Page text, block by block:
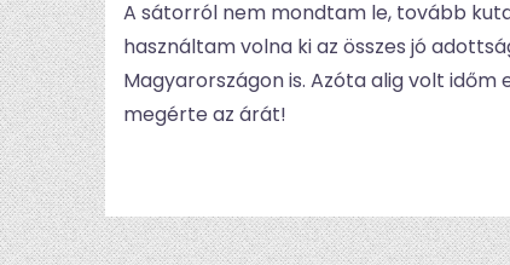
A sátorról nem mondtam le, tovább
használtam volna ki az összes jó
Magyarországon is. Azóta alig volt
megérte az árát!